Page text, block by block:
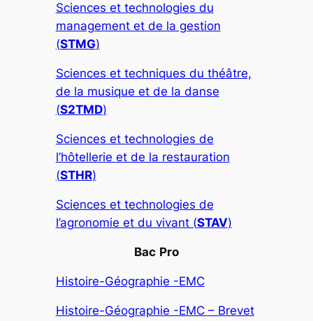
Sciences et technologies du
management et de la gestion
(STMG)
Sciences et techniques du théâtre,
de la musique et de la danse
(S2TMD)
Sciences et technologies de
l’hôtellerie et de la restauration
(STHR)
Sciences et technologies de
l’agronomie et du vivant (STAV)
Bac Pro
Histoire-Géographie -EMC
Histoire-Géographie -EMC – Brevet